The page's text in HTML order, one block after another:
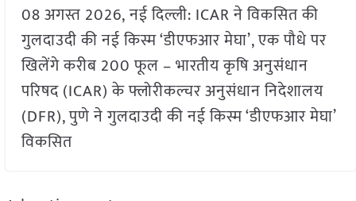
08 अगस्त 2026, नई दिल्ली: ICAR ने विकसित की
गुलदाउदी की नई किस्म ‘डीएफआर मेघा’, एक पौधे पर
खिलेंगे करीब 200 फूल – भारतीय कृषि अनुसंधान
परिषद (ICAR) के फ्लोरीकल्चर अनुसंधान निदेशालय
(DFR), पुणे ने गुलदाउदी की नई किस्म ‘डीएफआर मेघा’
विकसित